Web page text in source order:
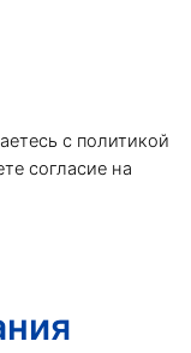
с политикой
согласие на